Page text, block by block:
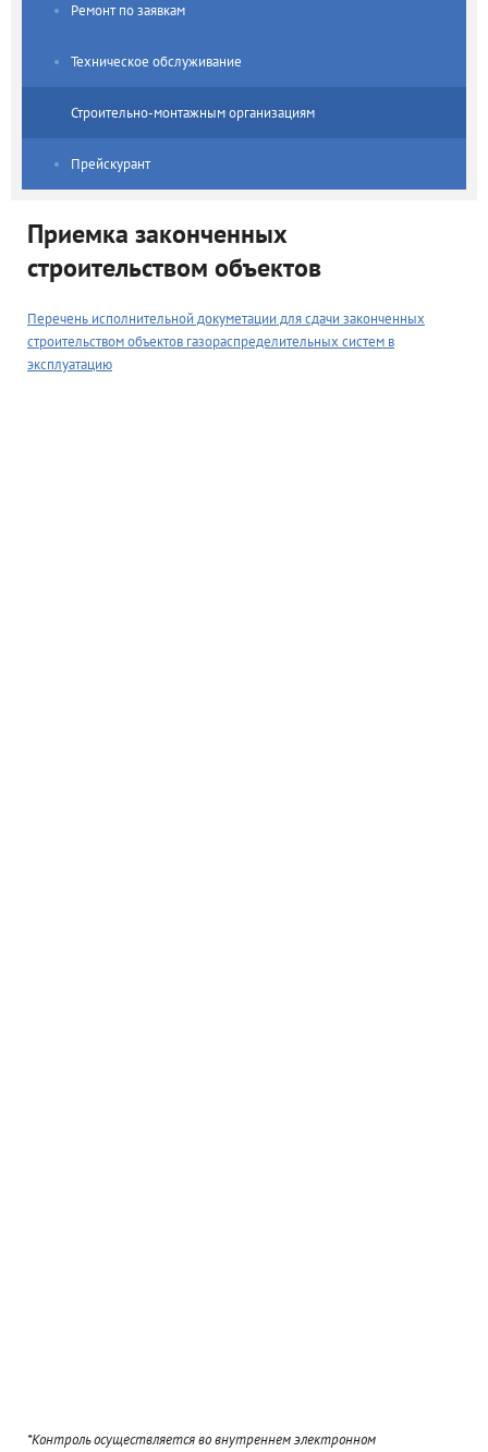
Ремонт по заявкам
Техническое обслуживание
Строительно-монтажным организациям
Прейскурант
Приемка законченных
строительством объектов
Перечень исполнительной докуметации для сдачи законченных
строительством объектов газораспределительных систем в
эксплуатацию
*Контроль осуществляется во внутреннем электронном